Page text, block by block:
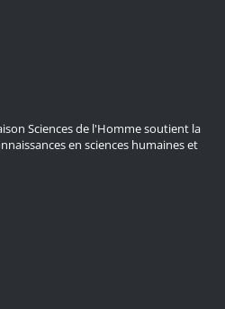
Sciences de l'Homme soutient la
en sciences humaines et